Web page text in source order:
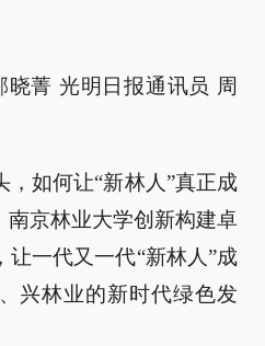
菁 光明日报通讯员 周
，如何让“新林人”真正成
南京林业大学创新构建卓
让一代又一代“新林人”成
兴林业的新时代绿色发